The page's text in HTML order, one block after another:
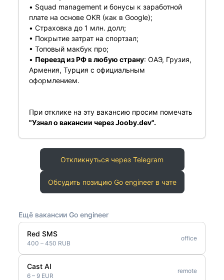
• Squad management и бонусы к заработной
плате на основе OKR (как в Google);
• Страховка до 1 млн. долл;
• Покрытие затрат на спортзал;
• Топовый макбук про;
• Переезд из РФ в любую страну: ОАЭ, Грузия,
Армения, Турция с официальным
оформлением.
При отклике на эту вакансию просим помечать
"Узнал о вакансии через Jooby.dev".
Откликнуться через Telegram
Обсудить позицию Go engineer в чате
Ещё вакансии Go engineer
Red SMS
400 – 450 RUB
office
Cast AI
6 – 9 EUR
remote